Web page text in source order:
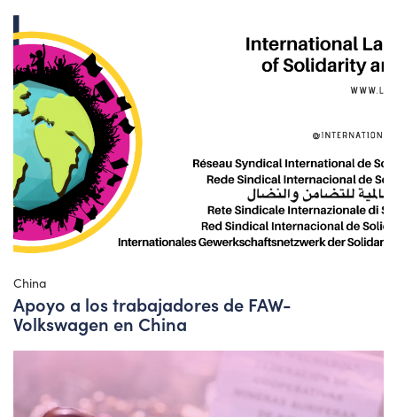
China
Apoyo a los trabajadores de FAW-
Volkswagen en China